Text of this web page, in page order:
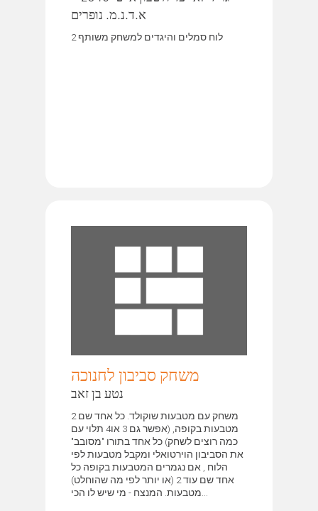
א.ד.נ.מ. נופרים
לוח סמלים והיגדים למשחק משותף 2
משחק סביבון לחנוכה
נטע בן זאב
משחק עם מטבעות שוקולד. כל אחד שם 2
מטבעות בקופה, (אפשר גם 3 או4 תלוי עם
כמה רוצים לשחק) כל אחד בתורו "מסובב"
את הסביבון הוירטואלי ומקבל מטבעות לפי
הלוח , אם נגמרים המטבעות בקופה כל
אחד שם עוד 2 (או יותר לפי מה שהוחלט)